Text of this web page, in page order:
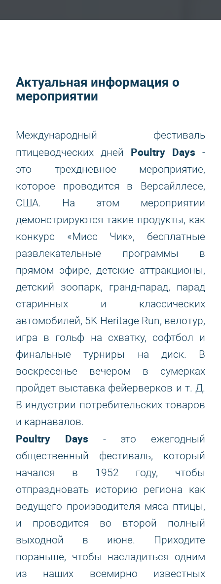
Актуальная информация о
мероприятии
Международный фестиваль
птицеводческих дней
Poultry Days -
это трехдневное мероприятие,
которое проводится в Версайллесе,
США. На этом мероприятии
демонстрируются такие продукты, как
конкурс «Мисс Чик», бесплатные
развлекательные программы в
прямом эфире, детские аттракционы,
детский зоопарк, гранд-парад, парад
старинных и классических
автомобилей, 5K Heritage Run, велотур,
игра в гольф на схватку, софтбол и
финальные турниры на диск. В
воскресенье вечером в сумерках
пройдет выставка фейерверков и т. Д.
В индустрии потребительских товаров
и карнавалов.
Poultry Days - это ежегодный
общественный фестиваль, который
начался в 1952 году, чтобы
отпраздновать историю региона как
ведущего производителя мяса птицы,
и проводится во второй полный
выходной в июне. Приходите
пораньше, чтобы насладиться одним
из наших всемирно известных